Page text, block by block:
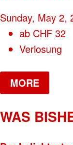
Sunday, May 2,
ab CHF 32
Verlosung
MORE
WAS